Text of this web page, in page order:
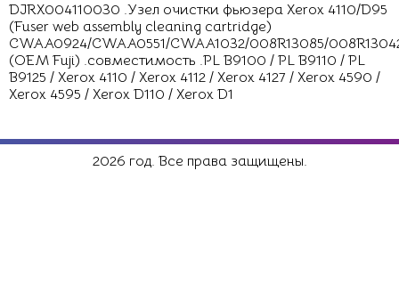
DJRX004110030 .Узел очистки фьюзера Xerox 4110/D95
(Fuser web assembly cleaning cartridge)
CWAA0924/CWAA0551/CWAA1032/008R13085/
(OEM Fuji) .совместимость .PL B9100 / PL B9110 / PL
B9125 / Xerox 4110 / Xerox 4112 / Xerox 4127 / Xerox 4590 /
Xerox 4595 / Xerox D110 / Xerox D1
2026 год. Все права защищены.